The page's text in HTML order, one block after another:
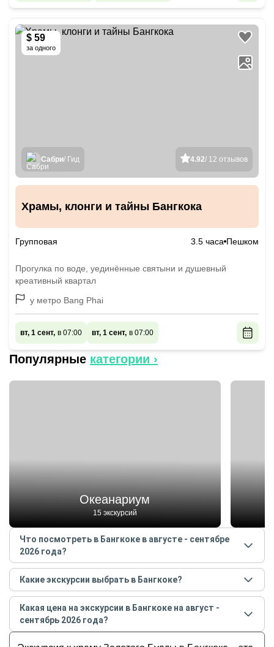
$ 59
за одного
4.92/ 12 отзывов
Сабри/ Гид
Храмы, клонги и тайны Бангкока
Групповая 3.5 часа Пешком
Прогулка по воде, уединённые святыни и душевный
креативный квартал
у метро Bang Phai
вт, 1 сент, в 07:00 вт, 1 сент, в 07:00
Популярные категории ›
Океанариум
15 экскурсий
Что посмотреть в Бангкоке в августе - сентябре
2026 года?
Самые популярные местав Бангкокев августе -
сентябре 2026года:
Океанариум
Королевский дворец
Храм Изумрудного Будды
Какие экскурсии выбрать в Бангкоке?
Самые популярные экскурсиив Бангкокев августе
- сентябре 2026года:
Лучшие места в окрестностях Бангкока
Какая цена на экскурсии в Бангкоке на август -
сентябрь 2026 года?